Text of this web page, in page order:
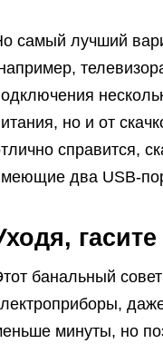
самый лучший
но и от
справится,
два USB-
гасите
банальный
минуты, но